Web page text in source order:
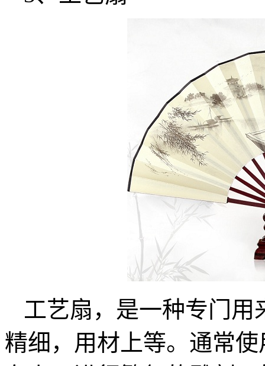
工艺扇，是一种专门
精细，用材上等。通常